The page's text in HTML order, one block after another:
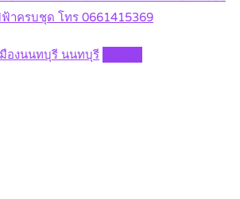
ฟ้าครบชุด โทร 0661415369
มืองนนทบุรี นนทบุรี